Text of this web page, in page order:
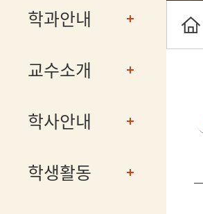
학과안내
교수소개
학사안내
학생활동